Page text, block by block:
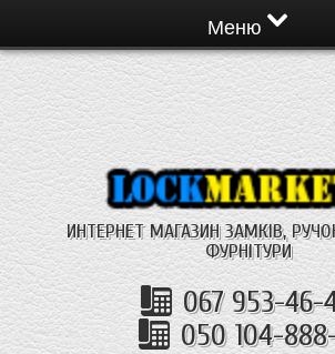
Меню
ИНТЕРНЕТ МАГАЗИН ЗАМКІВ,
ФУРНІТУРИ
067 953-46-
050 104-